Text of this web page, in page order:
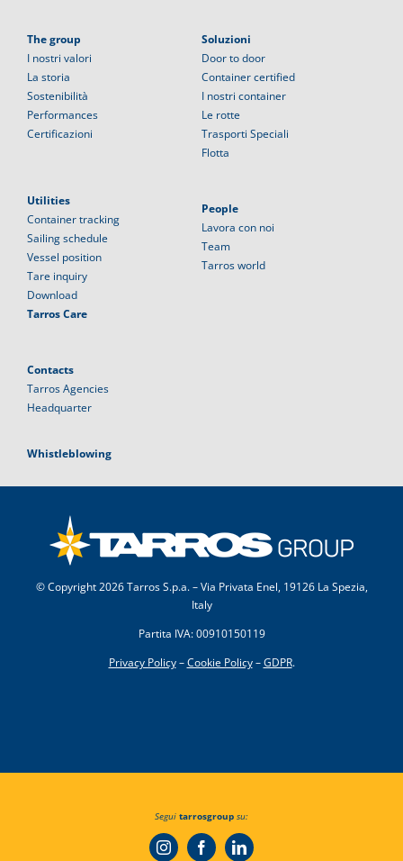
The group
I nostri valori
La storia
Sostenibilità
Performances
Certificazioni
Soluzioni
Door to door
Container certified
I nostri container
Le rotte
Trasporti Speciali
Flotta
Utilities
Container tracking
Sailing schedule
Vessel position
Tare inquiry
Download
Tarros Care
People
Lavora con noi
Team
Tarros world
Contacts
Tarros Agencies
Headquarter
Whistleblowing
© Copyright2026 Tarros S.p.a. – Via Privata Enel, 19126 La Spezia,
Italy
Partita IVA: 00910150119
Privacy Policy–Cookie Policy–GDPR.
Segui tarrosgroup su: